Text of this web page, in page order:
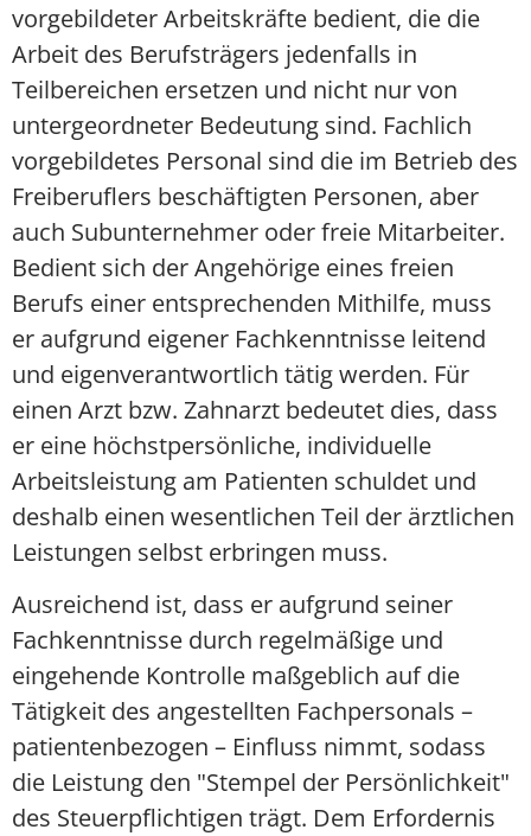
vorgebildeter Arbeitskräfte bedient, die die
Arbeit des Berufsträgers jedenfalls in
Teilbereichen ersetzen und nicht nur von
untergeordneter Bedeutung sind. Fachlich
vorgebildetes Personal sind die im Betrieb des
Freiberuflers beschäftigten Personen, aber
auch Subunternehmer oder freie Mitarbeiter.
Bedient sich der Angehörige eines freien
Berufs einer entsprechenden Mithilfe, muss
er aufgrund eigener Fachkenntnisse leitend
und eigenverantwortlich tätig werden. Für
einen Arzt bzw. Zahnarzt bedeutet dies, dass
er eine höchstpersönliche, individuelle
Arbeitsleistung am Patienten schuldet und
deshalb einen wesentlichen Teil der ärztlichen
Leistungen selbst erbringen muss.
Ausreichend ist, dass er aufgrund seiner
Fachkenntnisse durch regelmäßige und
eingehende Kontrolle maßgeblich auf die
Tätigkeit des angestellten Fachpersonals –
patientenbezogen – Einfluss nimmt, sodass
die Leistung den "Stempel der Persönlichkeit"
des Steuerpflichtigen trägt. Dem Erfordernis